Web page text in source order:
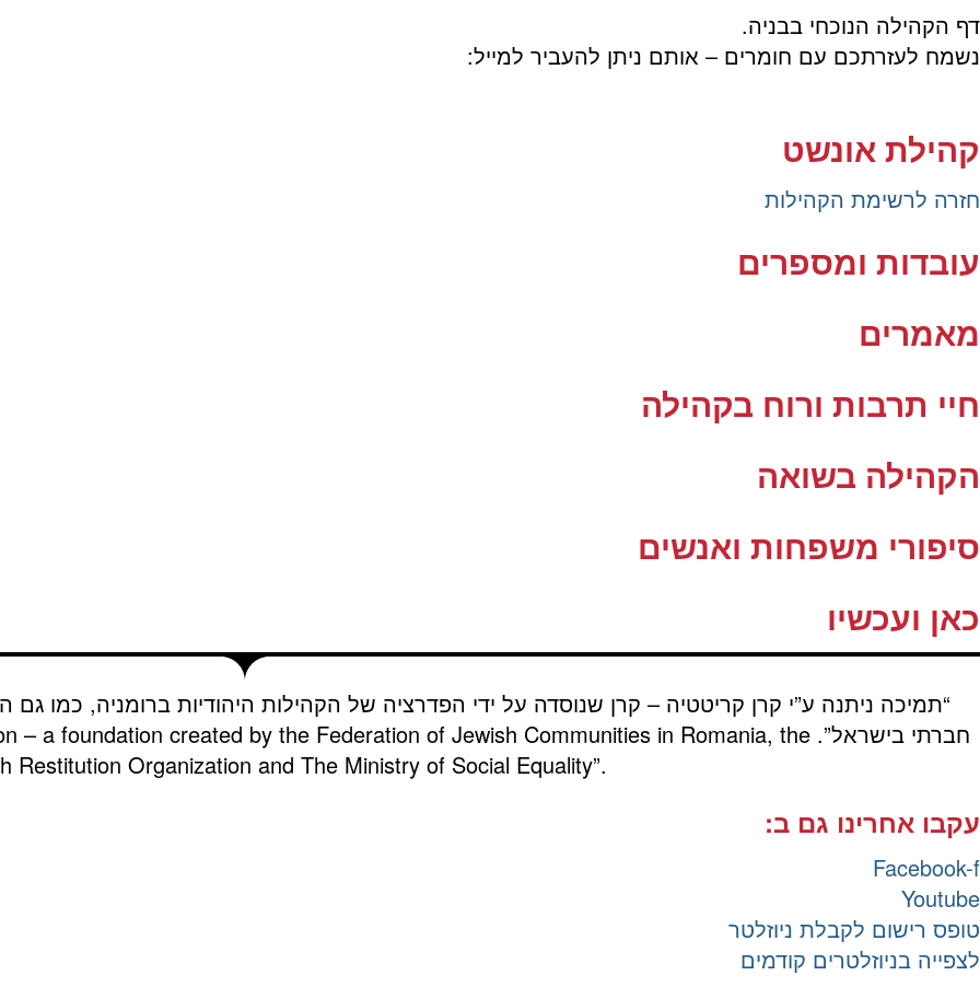
דף הקהילה הנוכחי בבניה.
נשמח לעזרתכם עם חומרים – אותם ניתן להעביר למייל:
קהילת אונשט
חזרה לרשימת הקהילות
עובדות ומספרים
מאמרים
חיי תרבות ורוח בקהילה
הקהילה בשואה
סיפורי משפחות ואנשים
כאן ועכשיו
“תמיכה ניתנה ע”י קרן קריטטיה – קרן שנוסדה על ידי הפדרציה של הקהילות היהודיות ברומניה, כמו גם
חברתי בישראל”.– a foundation created by the Federation of Jewish Communities in Romania, the
Restitution Organization and The Ministry of Social Equality”.
עקבו אחרינו גם ב:
Facebook-f
Youtube
טופס רישום לקבלת ניוזלטר
לצפייה בניוזלטרים קודמים